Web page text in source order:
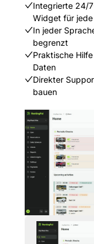
Integrierte 24/
Widget für
In jeder
begrenzt
Praktische
Daten
Direkter
bauen